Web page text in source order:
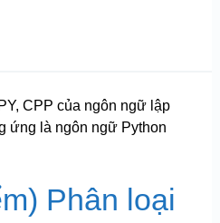
CPP của ngôn ngữ lập
ứng là ngôn ngữ Python
Phân loại